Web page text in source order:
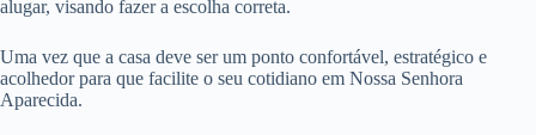
alugar, visando fazer a escolha correta.
Uma vez que a casa deve ser um ponto confortável, estratégico e
acolhedor para que facilite o seu cotidiano em Nossa Senhora
Aparecida.